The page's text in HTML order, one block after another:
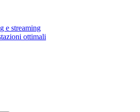
e streaming
ottimali